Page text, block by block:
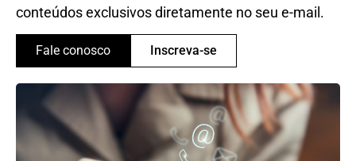
conteúdos exclusivos diretamente no seu e-mail.
Fale conosco Inscreva-se